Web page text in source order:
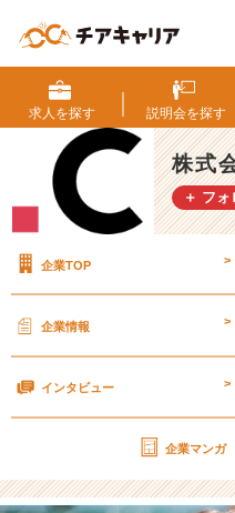
画
提
案
を
仕
事
い
株
こ
れ
か
求人を探す 説明会を探す
株式
＋ フォ
企業TOP >
企業情報 >
インタビュー >
企業マンガ